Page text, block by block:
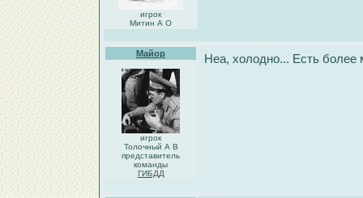
игрок
Митин А О
Майор
игрок
Толочный А В
представитель
команды
ГИБДД
Неа, холодно... Есть более